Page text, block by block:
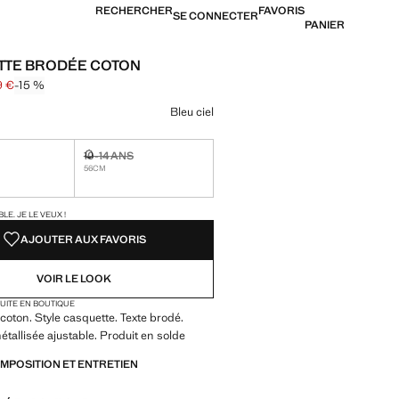
RECHERCHERSE CONNECTERFAVORIS
PANIER
BRODÉE COTON
[19,99 € ]
€ ]
€-15 %
couleur
Bleu ciel
Je le veux !
10-14 ANS
56CM
Non disponible. Je le veux !
!
JE LE VEUX !
AJOUTER AUX FAVORIS
VOIR LE LOOK
EN BOUTIQUE
Style casquette. Texte brodé.
ajustable. Produit en solde
ET ENTRETIEN